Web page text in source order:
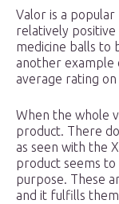
Valor is a popular
relatively
medicine balls to
another example
average rating
When the whole
product. There
as seen with the
product seems
purpose. These
and it fulfills